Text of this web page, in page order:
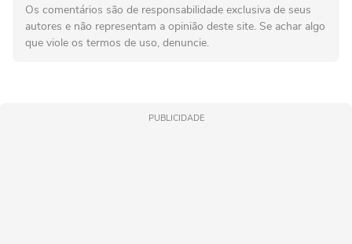
Os comentários são de responsabilidade exclusiva de seus
autores e não representam a opinião deste site. Se achar algo
que viole os termos de uso, denuncie.
PUBLICIDADE